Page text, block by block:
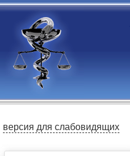
версия для слабовидящих